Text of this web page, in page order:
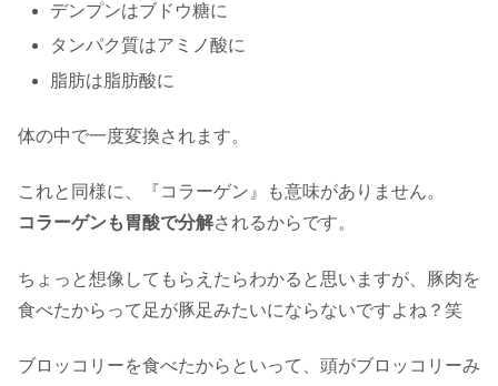
デンプンはブドウ糖に
タンパク質はアミノ酸に
脂肪は脂肪酸に
体の中で一度変換されます。
これと同様に、『コラーゲン』も意味がありません。
コラーゲンも胃酸で分解されるからです。
ちょっと想像してもらえたらわかると思いますが、豚肉を
食べたからって足が豚足みたいにならないですよね？笑
ブロッコリーを食べたからといって、頭がブロッコリーみ